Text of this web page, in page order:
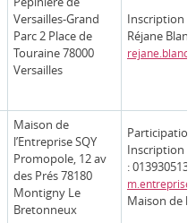
Versailles-Grand
Parc 2 Place de
Touraine 78000
Versailles
Inscription
Réjane
Maison de
l’Entreprise SQY
Promopole, 12 av
des Prés 78180
Montigny Le
Bretonneux
Inscription
: 0139305130
Maison de